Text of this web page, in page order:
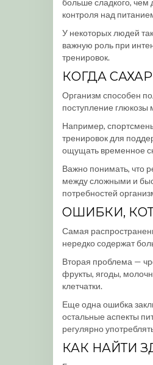
больше сладкого, чем
контроля над
У некоторых людей
важную роль при
тренировок.
КОГДА
Организм способен
поступление
Например,
тренировок для
ощущать временное
Важно понимать, что
между сложными и
потребностей
ОШИБКИ,
Самая
нередко содержат
Вторая проблема —
фрукты, ягоды,
клетчатки.
Еще одна ошибка
остальные аспекты
регулярно
КАК НАЙТИ